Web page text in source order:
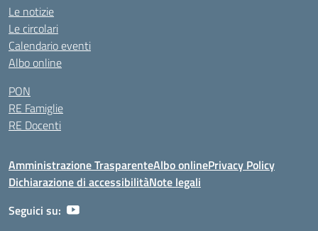
Le notizie
Le circolari
Calendario eventi
Albo online
PON
RE Famiglie
RE Docenti
Amministrazione TrasparenteAlbo onlinePrivacy Policy
Dichiarazione di accessibilitàNote legali
Seguici su: